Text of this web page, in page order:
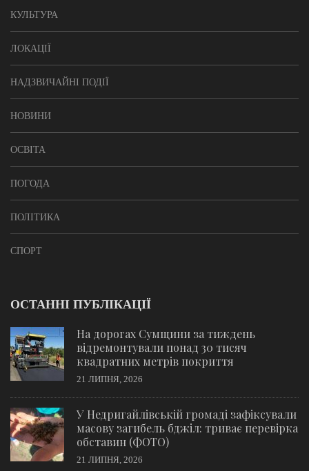
КУЛЬТУРА
ЛОКАЦІЇ
НАДЗВИЧАЙНІ ПОДІЇ
НОВИНИ
ОСВІТА
ПОГОДА
ПОЛІТИКА
СПОРТ
ОСТАННІ ПУБЛІКАЦІЇ
На дорогах Сумщини за тиждень
відремонтували понад 30 тисяч
квадратних метрів покриття
21 ЛИПНЯ, 2026
У Недригайлівській громаді зафіксували
масову загибель бджіл: триває перевірка
обставин (ФОТО)
21 ЛИПНЯ, 2026